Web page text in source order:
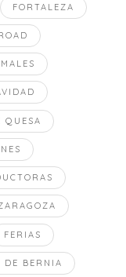
FORTALEZA
QUESA
FERIAS
DE BERNIA